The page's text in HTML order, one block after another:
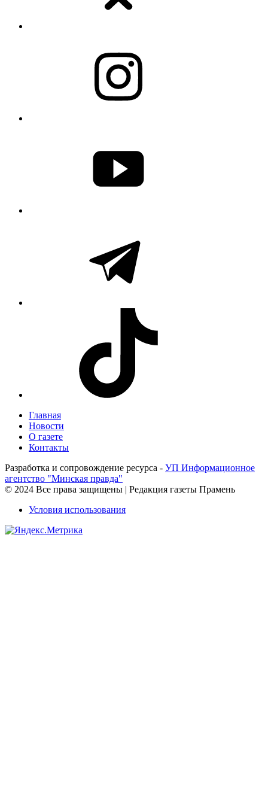
Главная
Новости
О газете
Контакты
Разработка и сопровождение ресурса - УП Информационное
агентство "Минская правда"
© 2024 Все права защищены | Редакция газеты Прамень
Условия использования